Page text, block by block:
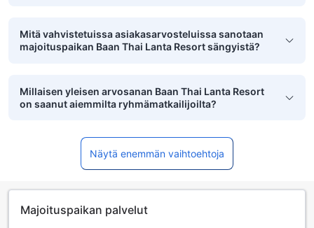
Mitä vahvistetuissa asiakasarvosteluissa sanotaan
majoituspaikan Baan Thai Lanta Resort sängyistä?
Millaisen yleisen arvosanan Baan Thai Lanta Resort
on saanut aiemmilta ryhmämatkailijoilta?
Näytä enemmän vaihtoehtoja
Majoituspaikan palvelut